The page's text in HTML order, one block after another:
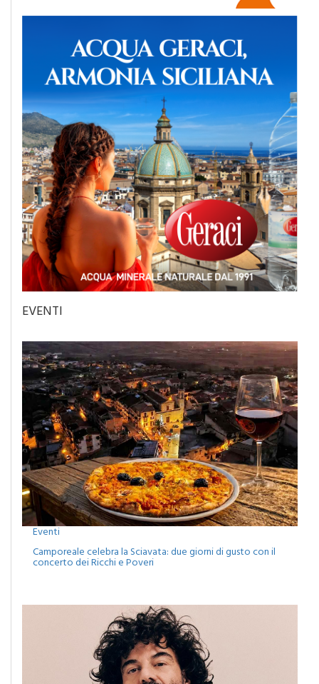
EVENTI
Eventi
Camporeale celebra la Sciavata: due giorni di gusto con il
concerto dei Ricchi e Poveri